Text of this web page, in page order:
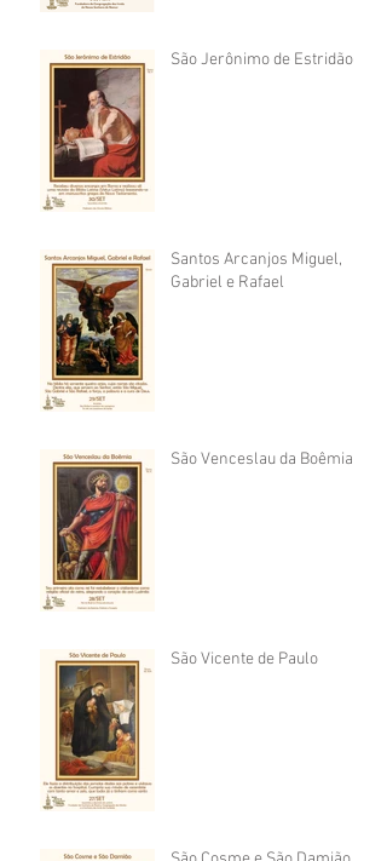
São Jerônimo de Estridão
Santos Arcanjos Miguel,
Gabriel e Rafael
São Venceslau da Boêmia
São Vicente de Paulo